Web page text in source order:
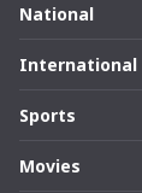
National
International
Sports
Movies